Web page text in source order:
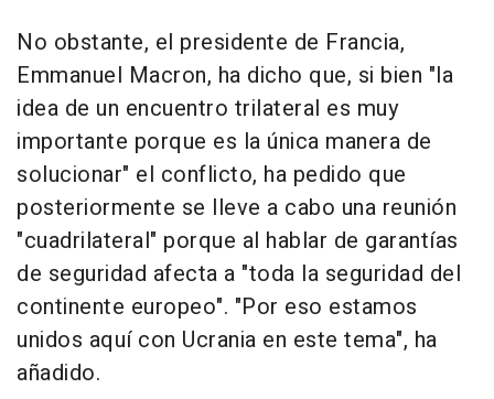
No obstante, el presidente de Francia,
Emmanuel Macron, ha dicho que, si bien "la
idea de un encuentro trilateral es muy
importante porque es la única manera de
solucionar" el conflicto, ha pedido que
posteriormente se lleve a cabo una reunión
"cuadrilateral" porque al hablar de garantías
de seguridad afecta a "toda la seguridad del
continente europeo". "Por eso estamos
unidos aquí con Ucrania en este tema", ha
añadido.